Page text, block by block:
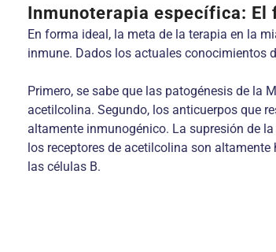
Inmunoterapia específica:
En forma ideal, la meta de la terapia en la
inmune. Dados los actuales conocimientos
Primero, se sabe que las patogénesis de la
acetilcolina. Segundo, los anticuerpos que
altamente inmunogénico. La supresión de
los receptores de acetilcolina son
las células B.